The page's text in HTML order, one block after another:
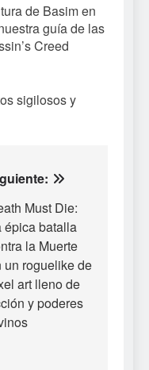
de Basim en
guía de las
Creed
sigilosos y
Must Die:
épica batalla
la Muerte
un roguelike de
art lleno de
y poderes